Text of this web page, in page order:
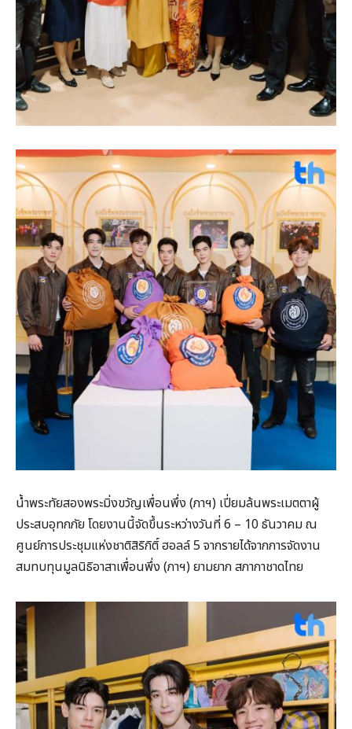
น้ำพระทัยสองพระมิ่งขวัญเพื่อนพึ่ง (ภาฯ) เปี่ยมล้นพระเมตตาผู้
ประสบอุทกภัย โดยงานนี้จัดขึ้นระหว่างวันที่ 6 – 10 ธันวาคม ณ
ศูนย์การประชุมแห่งชาติสิริกิติ์ ฮอลล์ 5 จากรายได้จากการจัดงาน
สมทบทุนมูลนิธิอาสาเพื่อนพึ่ง (ภาฯ) ยามยาก สภากาชาดไทย